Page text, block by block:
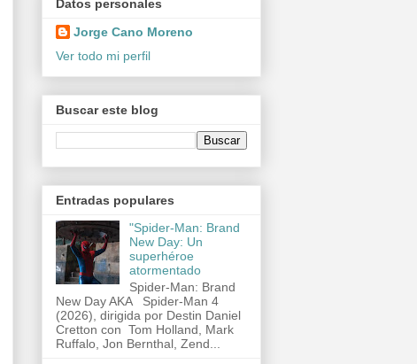
Datos personales
Jorge Cano Moreno
Ver todo mi perfil
Buscar este blog
Entradas populares
"Spider-Man: Brand
New Day: Un
superhéroe
atormentado
Spider-Man: Brand
New Day AKA Spider-Man 4
(2026), dirigida por Destin Daniel
Cretton con Tom Holland, Mark
Ruffalo, Jon Bernthal, Zend...